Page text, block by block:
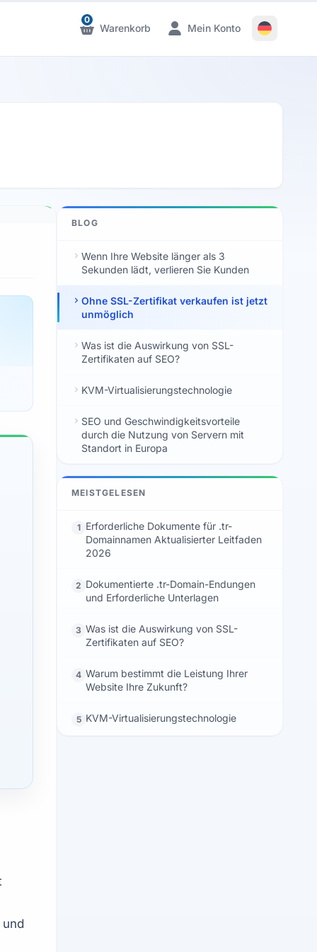
Warenkorb
Benachrichtigungen
0
Mein Konto
Benachrichtigungen
BLOG
Wenn Ihre Website länger als 3
Sekunden lädt, verlieren Sie Kunden
Ohne SSL-Zertifikat verkaufen ist jetzt
unmöglich
Was ist die Auswirkung von SSL-
Zertifikaten auf SEO?
KVM-Virtualisierungstechnologie
SEO und Geschwindigkeitsvorteile
durch die Nutzung von Servern mit
Standort in Europa
MEISTGELESEN
1 Erforderliche Dokumente für .tr-
Domainnamen Aktualisierter Leitfaden
2026
2 Dokumentierte .tr-Domain-Endungen
und Erforderliche Unterlagen
3 Was ist die Auswirkung von SSL-
Zertifikaten auf SEO?
4 Warum bestimmt die Leistung Ihrer
Website Ihre Zukunft?
5 KVM-Virtualisierungstechnologie